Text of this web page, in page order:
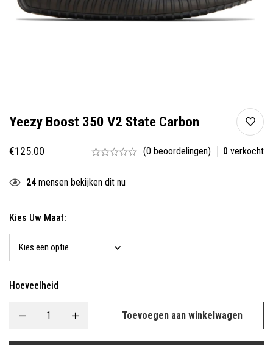
Yeezy Boost 350 V2 State Carbon
€125.00 (0 beoordelingen) 0 verkocht
24 mensen bekijken dit nu
Kies Uw Maat:
Hoeveelheid
Toevoegen aan winkelwagen